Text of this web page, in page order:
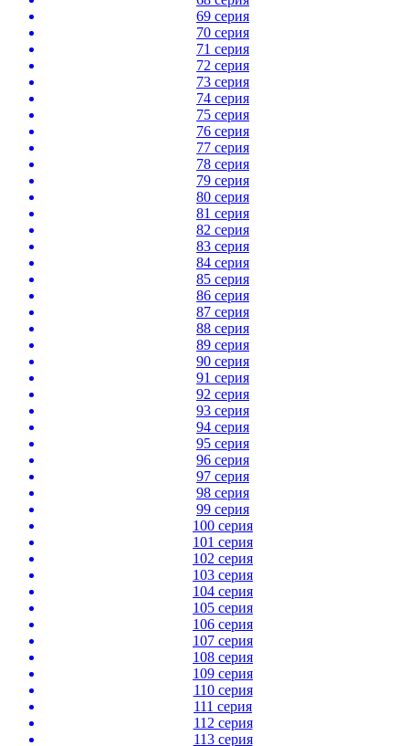
69 серия
70 серия
71 серия
72 серия
73 серия
74 серия
75 серия
76 серия
77 серия
78 серия
79 серия
80 серия
81 серия
82 серия
83 серия
84 серия
85 серия
86 серия
87 серия
88 серия
89 серия
90 серия
91 серия
92 серия
93 серия
94 серия
95 серия
96 серия
97 серия
98 серия
99 серия
100 серия
101 серия
102 серия
103 серия
104 серия
105 серия
106 серия
107 серия
108 серия
109 серия
110 серия
111 серия
112 серия
113 серия